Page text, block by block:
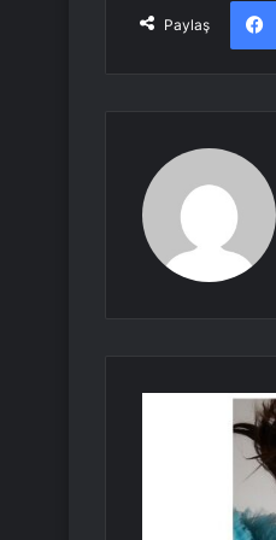
Paylaş